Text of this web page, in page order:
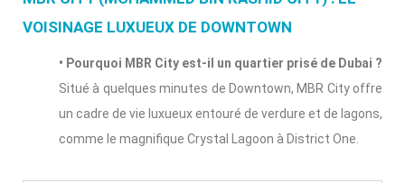
VOISINAGE LUXUEUX DE DOWNTOWN
• Pourquoi MBR City est-il un quartier prisé de Dubai ?
Situé à quelques minutes de Downtown, MBR City offre
un cadre de vie luxueux entouré de verdure et de lagons,
comme le magnifique Crystal Lagoon à District One.